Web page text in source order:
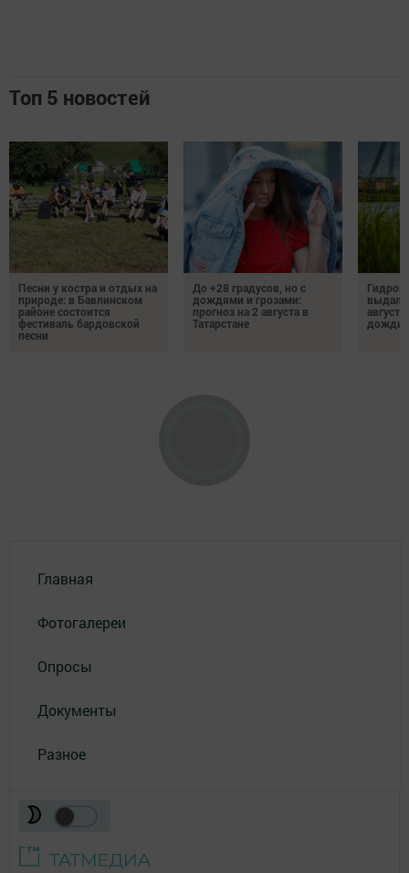
Топ 5 новостей
Песни у костра и отдых на
природе: в Бавлинском
районе состоится
фестиваль бардовской
песни
До +28 градусов, но с
дождями и грозами:
прогноз на 2 августа в
Татарстане
дожди,
Главная
Фотогалереи
Опросы
Документы
Разное